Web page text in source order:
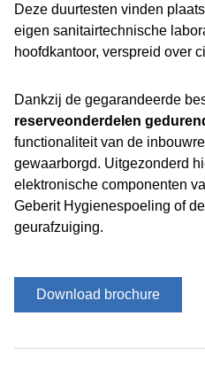
Deze duurtesten vinden
eigen sanitairtechnische
hoofdkantoor, verspreid over
Dankzij de gegarandeerde
reserveonderdelen
functionaliteit van de
gewaarborgd. Uitgezonderd
elektronische componenten
Geberit Hygienespoeling of
geurafzuiging.
Download brochure